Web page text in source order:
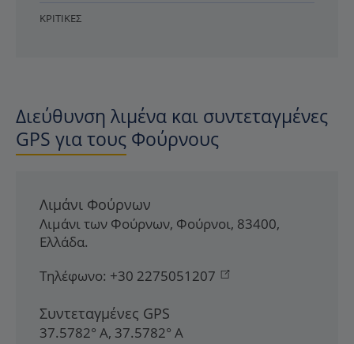
ΚΡΙΤΙΚΈΣ
Διεύθυνση λιμένα και συντεταγμένες
GPS για τους Φούρνους
Λιμάνι Φούρνων
Λιμάνι των Φούρνων, Φούρνοι, 83400,
Ελλάδα.
Τηλέφωνο: +30 2275051207
Συντεταγμένες GPS
37.5782° Α, 37.5782° Α